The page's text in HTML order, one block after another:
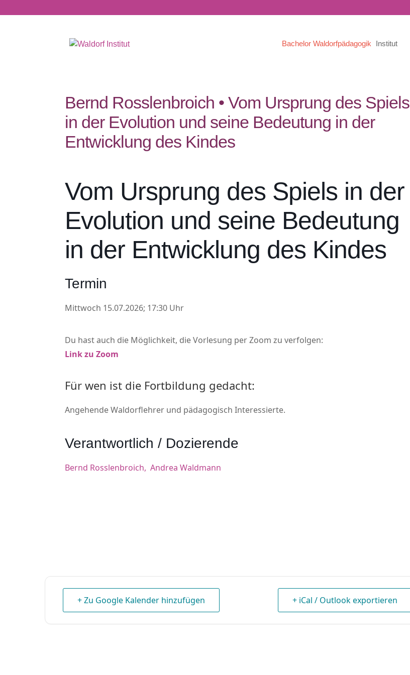
Bachelor Waldorfpädagogik Institut
Bernd Rosslenbroich • Vom Ursprung des Spiels
in der Evolution und seine Bedeutung in der
Entwicklung des Kindes
Vom Ursprung des Spiels in der
Evolution und seine Bedeutung
in der Entwicklung des Kindes
Termin
Mittwoch 15.07.2026; 17:30 Uhr
Du hast auch die Möglichkeit, die Vorlesung per Zoom zu verfolgen:
Link zu Zoom
Für wen ist die Fortbildung gedacht:
Angehende Waldorflehrer und pädagogisch Interessierte.
Verantwortlich / Dozierende
Bernd Rosslenbroich, Andrea Waldmann
+ Zu Google Kalender hinzufügen + iCal / Outlook exportieren